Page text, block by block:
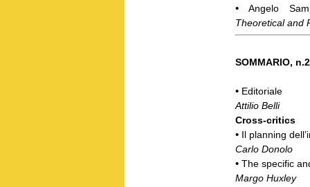
•Angelo
Theoretical and
SOMMARIO,
• Editoriale
Attilio Belli
Cross-critics
• Il planning
Carlo Donolo
• The specific
Margo Huxley